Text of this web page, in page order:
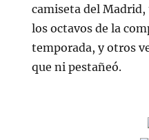
camiseta del
los octavos de la
temporada, y otros
que ni pestañeó.